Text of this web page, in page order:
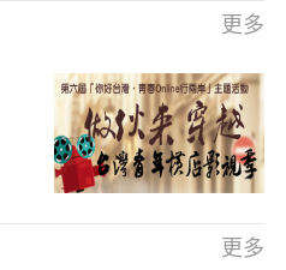
更多
更多